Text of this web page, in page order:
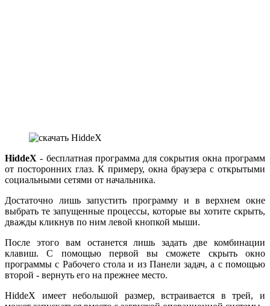
HiddeX - бесплатная программа для сокрытия окна программ
от посторонних глаз. К примеру, окна браузера с открытыми
социальными сетями от начальника.
Достаточно лишь запустить программу и в верхнем окне
выбрать те запущенные процессы, которые вы хотите скрыть,
дважды кликнув по ним левой кнопкой мыши.
После этого вам останется лишь задать две комбинации
клавиш. С помощью первой вы сможете скрыть окно
программы с Рабочего стола и из Панели задач, а с помощью
второй - вернуть его на прежнее место.
HiddeX имеет небольшой размер, встраивается в трей, и